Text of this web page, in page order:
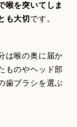
喉を突いてしま
も大切です。
は喉の奥に届か
ものやヘッド部
歯ブラシを選ぶ